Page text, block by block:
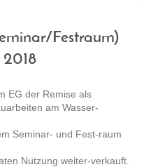
Festraum)
EG der Remise als
am Wasser-
Seminar- und Fest-raum
Nutzung weiter-verkauft.